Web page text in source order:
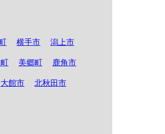
横手市 潟上市
美郷町 鹿角市
大館市 北秋田市